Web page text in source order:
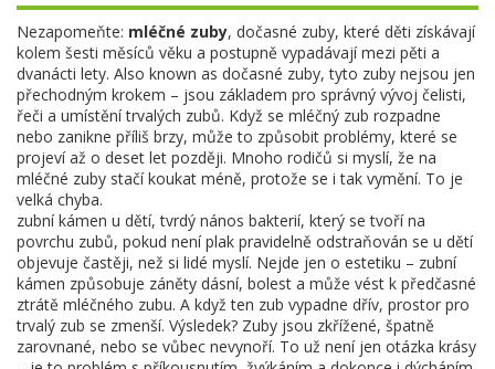
Nezapomeňte: mléčné zuby, dočasné zuby, které děti získávají
kolem šesti měsíců věku a postupně vypadávají mezi pěti a
dvanácti lety. Also known as dočasné zuby, tyto zuby nejsou jen
přechodným krokem – jsou základem pro správný vývoj čelisti,
řeči a umístění trvalých zubů. Když se mléčný zub rozpadne
nebo zanikne příliš brzy, může to způsobit problémy, které se
projeví až o deset let později. Mnoho rodičů si myslí, že na
mléčné zuby stačí koukat méně, protože se i tak vymění. To je
velká chyba.
zubní kámen u dětí,tvrdý nános bakterií, který se tvoří na
povrchu zubů, pokud není plak pravidelně odstraňován se u dětí
objevuje častěji, než si lidé myslí. Nejde jen o estetiku – zubní
kámen způsobuje záněty dásní, bolest a může vést k předčasné
ztrátě mléčného zubu. A když ten zub vypadne dřív, prostor pro
trvalý zub se zmenší. Výsledek? Zuby jsou zkřížené, špatně
zarovnané, nebo se vůbec nevynoří. To už není jen otázka krásy